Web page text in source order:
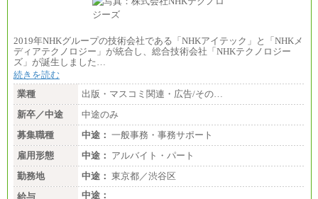
2019年NHKグループの技術会社である「NHKアイテック」と「NHKメ
ディアテクノロジー」が統合し、総合技術会社「NHKテクノロジー
ズ」が誕生しました…
続きを読む
業種
出版・マスコミ関連・広告/その…
新卒／中途
中途のみ
募集職種
中途： 一般事務・事務サポート
雇用形態
中途： アルバイト・パート
勤務地
中途： 東京都／渋谷区
給与
中途：